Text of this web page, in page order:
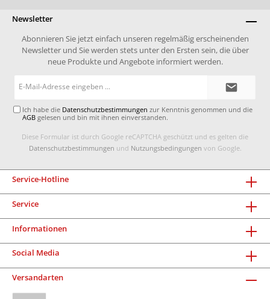
Newsletter
Abonnieren Sie jetzt einfach unseren regelmäßig erscheinenden
Newsletter und Sie werden stets unter den Ersten sein, die über
neue Produkte und Angebote informiert werden.
Ich habe die Datenschutzbestimmungen zur Kenntnis genommen und die
AGB gelesen und bin mit ihnen einverstanden.
Diese Formular ist durch Google reCAPTCHA geschützt und es gelten die
Datenschutzbestimmungen und Nutzungsbedingungen von Google.
Service-Hotline
Service
Informationen
Social Media
Versandarten